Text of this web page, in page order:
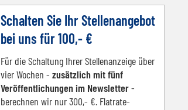
Schalten Sie Ihr Stellenangebot
bei uns für 100,- €
Für die Schaltung Ihrer Stellenanzeige über
vier Wochen - zusätzlich mit fünf
Veröffentlichungen im Newsletter-
berechnen wir nur 300,- €. Flatrate-